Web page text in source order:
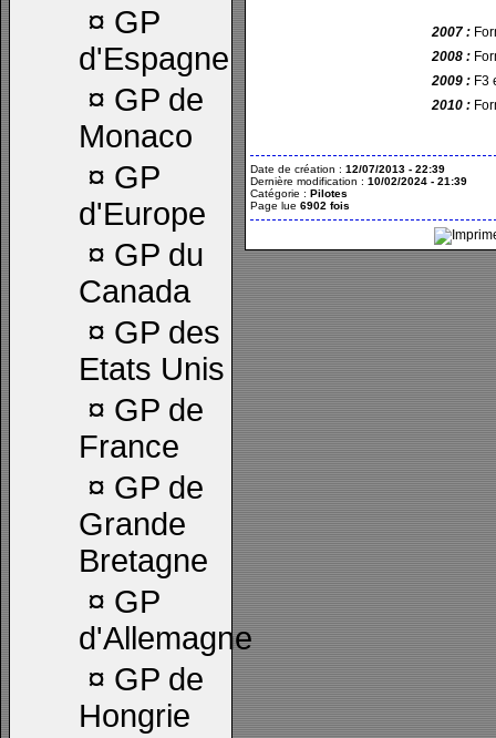
¤ GP
d'Espagne
¤ GP de
Monaco
¤ GP
d'Europe
¤ GP du
Canada
¤ GP des
Etats Unis
¤ GP de
France
¤ GP de
Grande
Bretagne
¤ GP
d'Allemagne
¤ GP de
Hongrie
2007 :
2008 :
2009 : F3
2010 :
Date de création : 12/07/2013 - 22:39
Dernière modification : 10/02/2024 - 21:39
Catégorie : Pilotes
Page lue 6902 fois